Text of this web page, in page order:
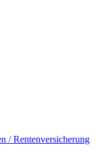
/ Rentenversicherung